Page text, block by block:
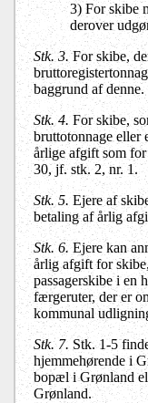
3) For skibe
derover
Stk. 3.For skibe,
baggrund af denne.
Stk. 4. For skibe,
bruttotonnage eller
årlige afgift som
30, jf. stk. 2, nr. 1.
Stk. 5. Ejere af
betaling af årlig
Stk. 6. Ejere kan
årlig afgift for
passagerskibe i en
færgeruter, der er
kommunal
Stk. 7. Stk. 1-5
hjemmehørende i
bopæl i Grønland
Grønland.